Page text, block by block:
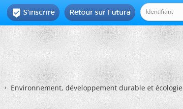
Retour sur Futura
 S'inscrire
Environnement, développement durable et écologie